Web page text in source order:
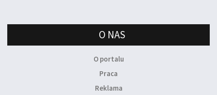
O NAS
O portalu
Praca
Reklama